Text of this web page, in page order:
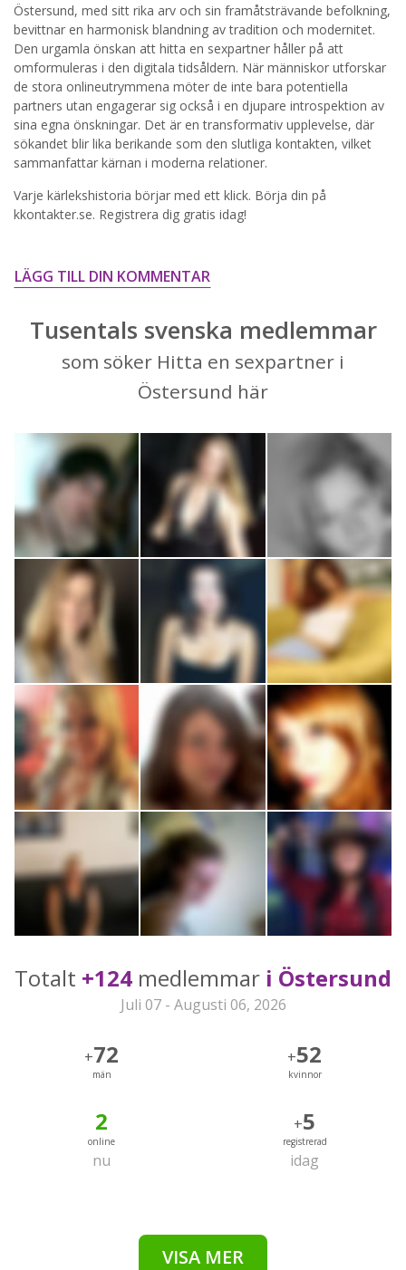
Sekretesspolicyn. Jag godkänner att ta emot information och
reklam via e-post från hemsidans operatörer. Jag kan dra
tillbaka godkännande när jag vill.
STARTA NU!
Östersund, med sitt rika arv och sin framåtsträvande befolkning,
bevittnar en harmonisk blandning av tradition och modernitet.
Den urgamla önskan att hitta en sexpartner håller på att
omformuleras i den digitala tidsåldern. När människor utforskar
de stora onlineutrymmena möter de inte bara potentiella
partners utan engagerar sig också i en djupare introspektion av
sina egna önskningar. Det är en transformativ upplevelse, där
sökandet blir lika berikande som den slutliga kontakten, vilket
sammanfattar kärnan i moderna relationer.
Varje kärlekshistoria börjar med ett klick. Börja din på
kkontakter.se. Registrera dig gratis idag!
LÄGG TILL DIN KOMMENTAR
Tusentals svenska medlemmar
som söker Hitta en sexpartner i
Östersund här
Totalt +124 medlemmar i Östersund
Juli 07 - Augusti 06, 2026
+72
män
+52
kvinnor
2
online
nu
+5
registrerad
idag
VISA MER